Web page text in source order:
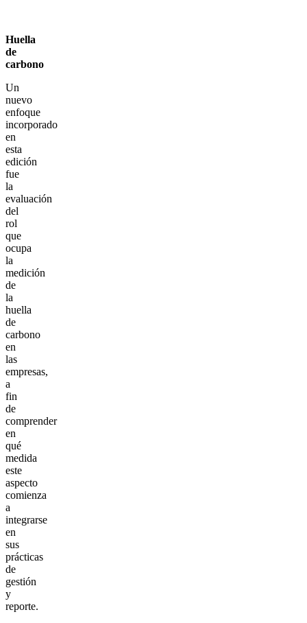
Huella
de
carbono
Un
nuevo
enfoque
incorporado
en
esta
edición
fue
la
evaluación
del
rol
que
ocupa
la
medición
de
la
huella
de
carbono
en
las
empresas,
a
fin
de
comprender
en
qué
medida
este
aspecto
comienza
a
integrarse
en
sus
prácticas
de
gestión
y
reporte.